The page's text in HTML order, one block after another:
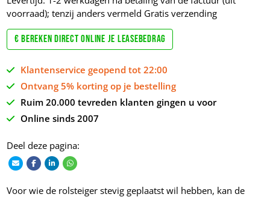
voorraad); tenzij anders vermeld Gratis verzending
€ Bereken direct online je leasebedrag
Klantenservice geopend tot 22:00
Ontvang 5% korting op je bestelling
Ruim 20.000 tevreden klanten gingen u voor
Online sinds 2007
Deel deze pagina:
Voor wie de rolsteiger stevig geplaatst wil hebben, kan de